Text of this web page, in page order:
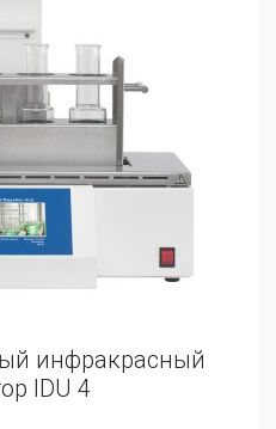
инфракрасный
IDU 4